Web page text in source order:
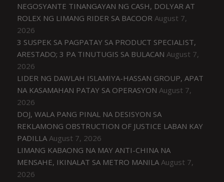
NEGOSYANTE TINANGAYAN NG CASH, DOLYAR AT
ROLEX NG LIMANG RIDER SA BACOOR August 7,
2026
3 SUSPEK SA PAGPATAY SA PRODUCT SPECIALIST,
ARESTADO; 3 PA TINUTUGIS SA BULACAN August 7,
2026
LIDER NG DAWLAH ISLAMIYA-HASSAN GROUP, APAT
NA KASAMAHAN PATAY SA OPERASYON August 7,
2026
DOJ, WALA PANG PINAL NA DESISYON SA
REKLAMONG OBSTRUCTION OF JUSTICE LABAN KAY
PADILLA August 7, 2026
LIMANG KABAONG NA MAY ANTI-CHINA NA
MENSAHE, IKINALAT SA METRO MANILA August 7,
2026